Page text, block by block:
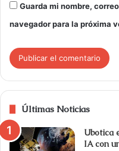
Guarda mi nombre,
navegador para la próxima
Últimas Noticias
Ubotica
IA con